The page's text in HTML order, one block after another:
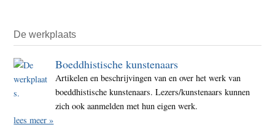
De werkplaats
Boeddhistische kunstenaars
Artikelen en beschrijvingen van en over het werk van
boeddhistische kunstenaars. Lezers/kunstenaars kunnen
zich ook aanmelden met hun eigen werk.
lees meer »